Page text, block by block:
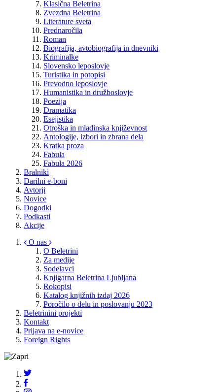
Klasična Beletrina
Zvezdna Beletrina
Literature sveta
Prednaročila
Roman
Biografija, avtobiografija in dnevniki
Kriminalke
Slovensko leposlovje
Turistika in potopisi
Prevodno leposlovje
Humanistika in družboslovje
Poezija
Dramatika
Esejistika
Otroška in mladinska književnost
Antologije, izbori in zbrana dela
Kratka proza
Fabula
Fabula 2026
Bralniki
Darilni e-boni
Avtorji
Novice
Dogodki
Podkasti
Akcije
O nas
O Beletrini
Za medije
Sodelavci
Knjigarna Beletrina Ljubljana
Rokopisi
Katalog knjižnih izdaj 2026
Poročilo o delu in poslovanju 2023
Beletrinini projekti
Kontakt
Prijava na e-novice
Foreign Rights